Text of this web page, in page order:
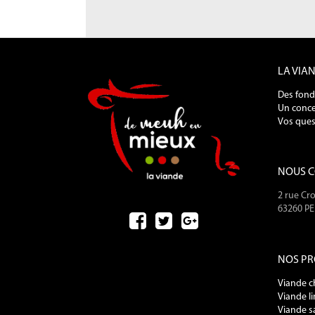
LA
Des
Un
Vos
NOUS
2 rue
63260
NOS
Viande
Viande
Viande